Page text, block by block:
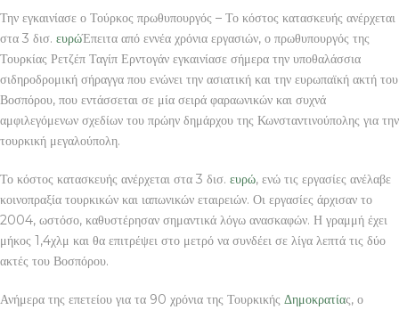
Την εγκαινίασε ο Τούρκος πρωθυπουργός – Το κόστος κατασκευής ανέρχεται
στα 3 δισ. ευρώΈπειτα από εννέα χρόνια εργασιών, ο πρωθυπουργός της
Τουρκίας Ρετζέπ Ταγίπ Ερντογάν εγκαινίασε σήμερα την υποθαλάσσια
σιδηροδρομική σήραγγα που ενώνει την ασιατική και την ευρωπαϊκή ακτή του
Βοσπόρου, που εντάσσεται σε μία σειρά φαραωνικών και συχνά
αμφιλεγόμενων σχεδίων του πρώην δημάρχου της Κωνσταντινούπολης για την
τουρκική μεγαλούπολη.
Το κόστος κατασκευής ανέρχεται στα 3 δισ. ευρώ, ενώ τις εργασίες ανέλαβε
κοινοπραξία τουρκικών και ιαπωνικών εταιρειών. Οι εργασίες άρχισαν το
2004, ωστόσο, καθυστέρησαν σημαντικά λόγω ανασκαφών. Η γραμμή έχει
μήκος 1,4χλμ και θα επιτρέψει στο μετρό να συνδέει σε λίγα λεπτά τις δύο
ακτές του Βοσπόρου.
Ανήμερα της επετείου για τα 90 χρόνια της Τουρκικής Δημοκρατίας, ο